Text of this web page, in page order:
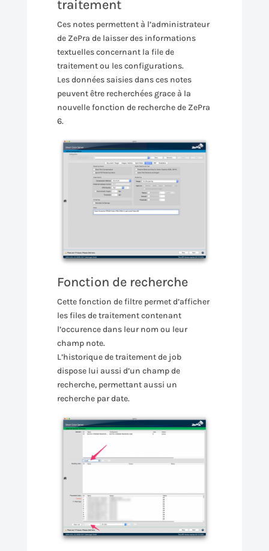
traitement
Ces notes permettent à l’administrateur
de ZePra de laisser des informations
textuelles concernant la file de
traitement ou les configurations.
Les données saisies dans ces notes
peuvent être recherchées grace à la
nouvelle fonction de recherche de ZePra
6.
Fonction de recherche
Cette fonction de filtre permet d’afficher
les files de traitement contenant
l’occurence dans leur nom ou leur
champ note.
L’historique de traitement de job
dispose lui aussi d’un champ de
recherche, permettant aussi un
recherche par date.